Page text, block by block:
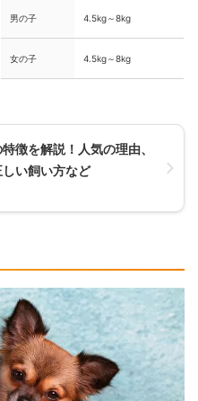
男の子 4.5kg～8kg
女の子 4.5kg～8kg
徴を解説！人気の理由、
い飼い方など